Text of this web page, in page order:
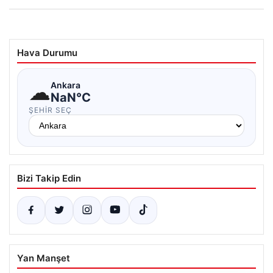
Hava Durumu
☁Ankara
NaN°C
ŞEHIR SEÇ
Bizi Takip Edin
Yan Manşet